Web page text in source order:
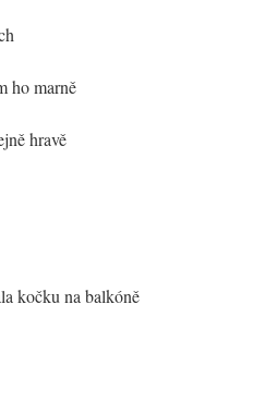
ho marně
hravě
kočku na balkóně